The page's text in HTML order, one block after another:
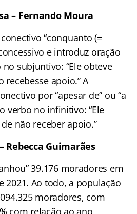
– Fernando Moura
“conquanto (=
e introduz oração
subjuntivo: “Ele obteve
apoio.” A
por “apesar de” ou “a
verbo no infinitivo: “Ele
não receber apoio.”
Rebecca Guimarães
39.176 moradores em
2021. Ao todo, a população
moradores, com
com relação ao ano